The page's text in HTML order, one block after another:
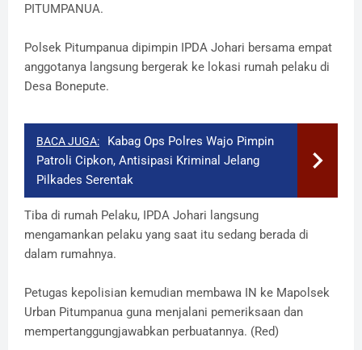
PITUMPANUA.
Polsek Pitumpanua dipimpin IPDA Johari bersama empat
anggotanya langsung bergerak ke lokasi rumah pelaku di
Desa Bonepute.
BACA JUGA:
Kabag Ops Polres Wajo Pimpin
Patroli Cipkon, Antisipasi Kriminal Jelang
Pilkades Serentak
Tiba di rumah Pelaku, IPDA Johari langsung
mengamankan pelaku yang saat itu sedang berada di
dalam rumahnya.
Petugas kepolisian kemudian membawa IN ke Mapolsek
Urban Pitumpanua guna menjalani pemeriksaan dan
mempertanggungjawabkan perbuatannya. (Red)